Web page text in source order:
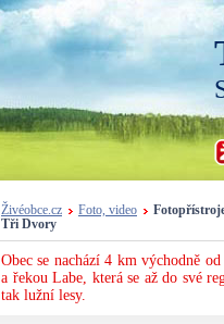
Živéobce.cz Foto, video
Tři Dvory
Obec se nachází 4 km východně
a řekou Labe, která se až do své
tak lužní lesy.